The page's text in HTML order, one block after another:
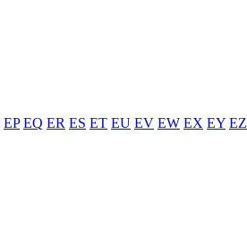
EP EQ ER ES ET EU EV EW EX EY EZ